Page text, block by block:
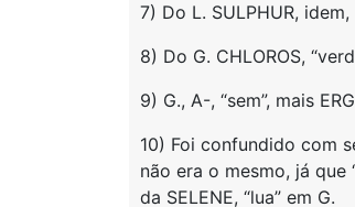
7) Do L. SULPHUR,
8) Do G. CHLOROS,
9) G., A-, “sem”, mais
10) Foi confundido com
não era o mesmo, já que
da SELENE, “lua” em G.